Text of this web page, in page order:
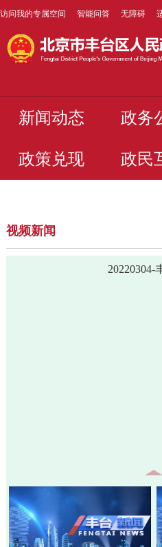
访问我的专属空间 智能问答 无障碍
新闻动态 政务
政策兑现 政民
视频新闻
20220304-